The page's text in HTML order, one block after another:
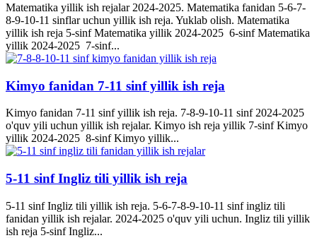
Matematika yillik ish rejalar 2024-2025. Matematika fanidan 5-6-7-
8-9-10-11 sinflar uchun yillik ish reja. Yuklab olish. Matematika
yillik ish reja 5-sinf Matematika yillik 2024-2025 6-sinf Matematika
yillik 2024-2025 7-sinf...
Kimyo fanidan 7-11 sinf yillik ish reja
Kimyo fanidan 7-11 sinf yillik ish reja. 7-8-9-10-11 sinf 2024-2025
o'quv yili uchun yillik ish rejalar. Kimyo ish reja yillik 7-sinf Kimyo
yillik 2024-2025 8-sinf Kimyo yillik...
5-11 sinf Ingliz tili yillik ish reja
5-11 sinf Ingliz tili yillik ish reja. 5-6-7-8-9-10-11 sinf ingliz tili
fanidan yillik ish rejalar. 2024-2025 o'quv yili uchun. Ingliz tili yillik
ish reja 5-sinf Ingliz...